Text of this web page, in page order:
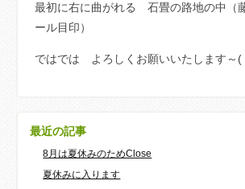
最初に右に曲がれる 石畳の路地の中（
ール目印）
ではでは よろしくお願いいたします～
最近の記事
8月は夏休みのためClose
夏休みに入ります